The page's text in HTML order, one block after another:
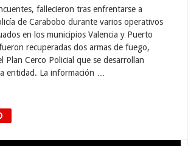
fallecieron tras enfrentarse a
de Carabobo durante varios operativos
en los municipios Valencia y Puerto
recuperadas dos armas de fuego,
Plan Cerco Policial que se desarrollan
entidad. La información …